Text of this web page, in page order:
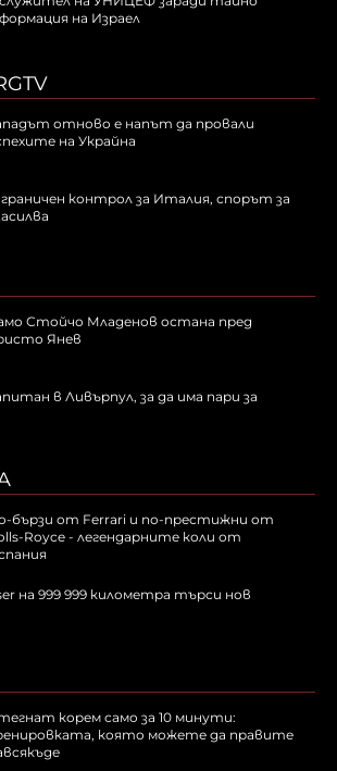
на Израел
отново е напът да провали
на Украйна
контрол за Италия, спорът за
Стойчо Младенов остана пред
Янев
в Ливърпул, за да има пари за
бързи от Ferrari и по-престижни от
Royce - легендарните коли от
на 999 999 километра търси нов
корем само за 10 минути:
която можете да правите